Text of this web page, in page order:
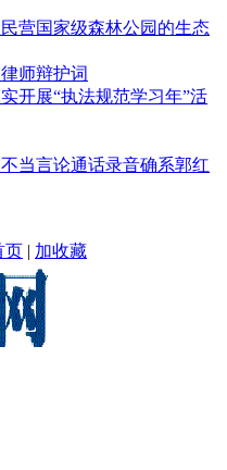
营国家级森林公园的生态
师辩护词
开展“执法规范学习年”活
当言论通话录音确系郭红
页 | 加收藏